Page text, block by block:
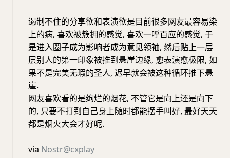
遏制不住的分享欲和表演欲是目前很多网友最容易染
上的病, 喜欢被簇拥的感觉, 喜欢一呼百应的感觉, 于
是进入圈子成为影响者成为意见领袖, 然后贴上一层
层别人的第一印象被推到悬崖边缘, 愈表演愈极限, 如
果不是完美无瑕的圣人, 迟早就会被这种循环推下悬
崖.
网友喜欢看的是绚烂的烟花, 不管它是向上还是向下
的, 只要不打到自己身上随时都能摆手叫好, 最好天天
都是烟火大会才好呢.
via Nostr@cxplay